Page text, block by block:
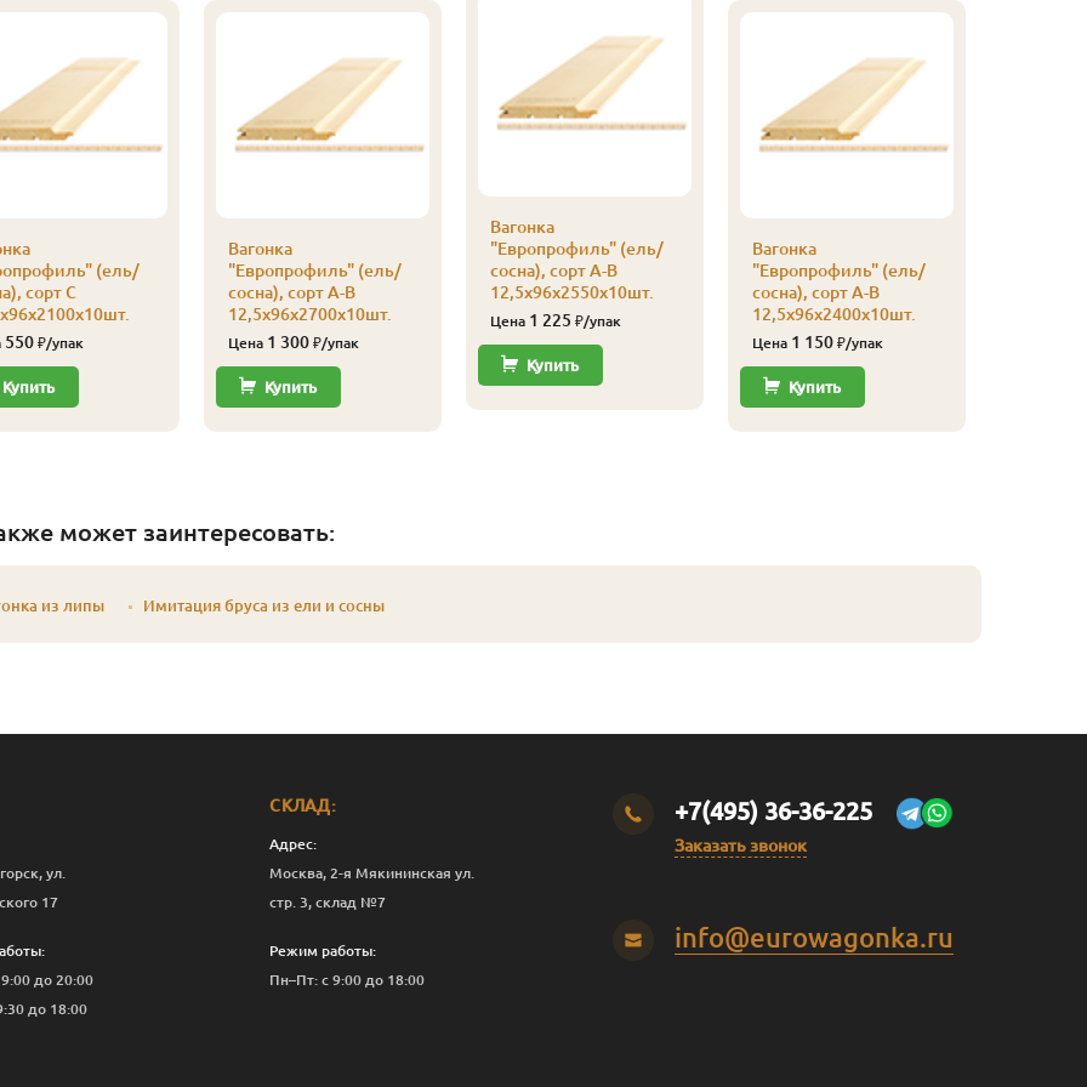
(ель/
сорт С
550₽/упак
Купить
Вагонка
"Европрофиль" (ель/
сосна), сорт А-В
12,5х96х2700х10шт.
Цена 1 300₽/упак
Купить
Вагонка
"Европрофиль" (ель/
сосна), сорт А-В
12,5х96х2550х10шт.
Цена 1 225 ₽/упак
Купить
Вагонка
"Европрофиль" (ель/
сосна), сорт А-В
12,5х96х2400х10шт.
Цена 1 150₽/упак
Купить
может заинтересовать:
из липы Имитация бруса из ели и сосны
ул.
17
до 20:00
до 18:00
СКЛАД:
Адрес:
Москва, 2-я Мякининская ул.
стр. 3, склад №7
Режим работы:
Пн–Пт: с 9:00 до 18:00
+7(495) 36-36-225
Заказать звонок
info@eurowagonka.ru